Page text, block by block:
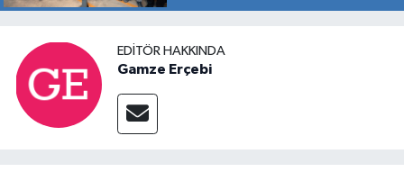
EDITÖR HAKKINDA
Gamze Erçebi